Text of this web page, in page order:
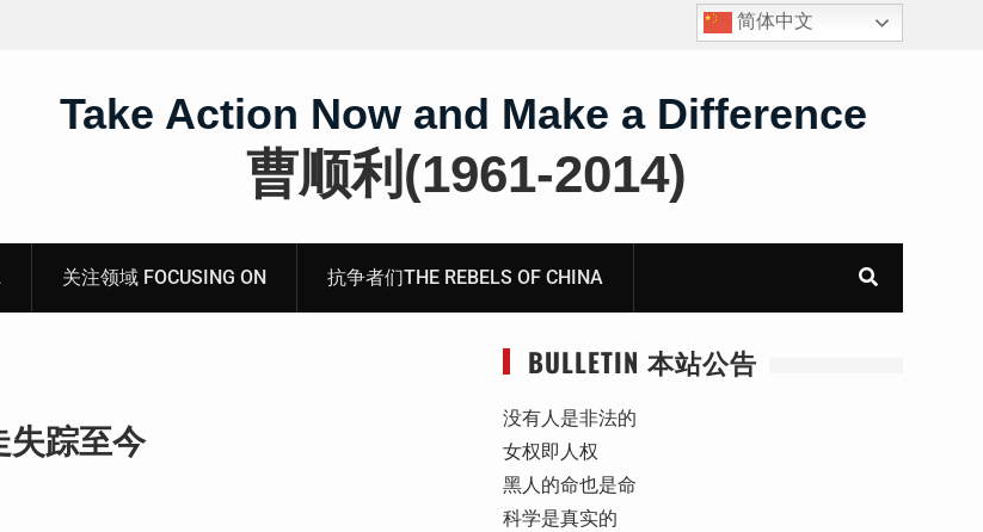
四川人权捍卫者陈云飞甘肃旅游遭行政拘留
简体中文
Take Action Now and Make a Difference
曹顺利(1961-2014)
关注领域 FOCUSING ON 抗争者们THE REBELS OF CHINA
失踪至今
BULLETIN 本站公告
没有人是非法的
女权即人权
黑人的命也是命
科学是真实的